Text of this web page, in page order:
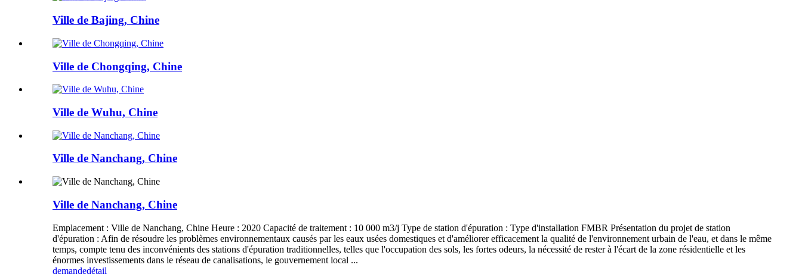
Ville de Bajing, Chine
Ville de Chongqing, Chine
Ville de Wuhu, Chine
Ville de Nanchang, Chine
Ville de Nanchang, Chine
Emplacement : Ville de Nanchang, Chine Heure : 2020 Capacité de traitement : 10 000 m3/j Type de station d'épuration : Type d'installation FMBR Présentation du projet de station
d'épuration : Afin de résoudre les problèmes environnementaux causés par les eaux usées domestiques et d'améliorer efficacement la qualité de l'environnement urbain de l'eau, et dans le même
temps, compte tenu des inconvénients des stations d'épuration traditionnelles, telles que l'occupation des sols, les fortes odeurs, la nécessité de rester à l'écart de la zone résidentielle et les
énormes investissements dans le réseau de canalisations, le gouvernement local ...
demandedétail